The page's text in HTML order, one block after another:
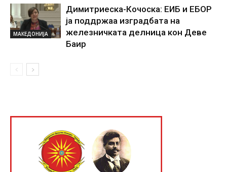
МАКЕДОНИЈА
Димитриеска-Кочоска: ЕИБ и ЕБОР
ја поддржаа изградбата на
железничката делница кон Деве
Баир